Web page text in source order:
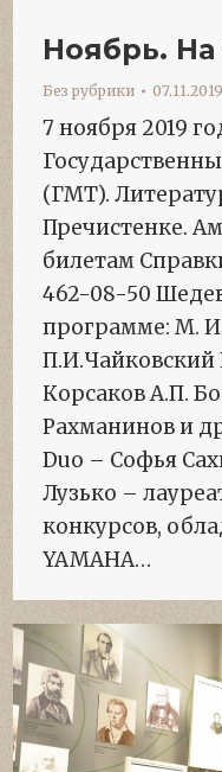
Ноябрь.
Без рубрики 07.11.2019
7 ноября 2019
(ГМТ).
Пречистенке.
билетам
462-08-50
программе: М.
Корсаков А.П.
Рахманинов и
Duo – Софья
Лузько –
конкурсов,
YAMAHA…